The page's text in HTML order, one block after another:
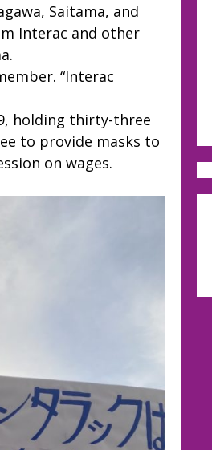
Saitama, and
Interac and other
“Interac
holding thirty-three
to provide masks to
on wages.